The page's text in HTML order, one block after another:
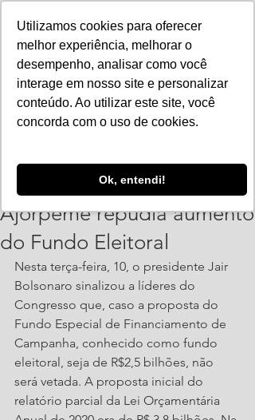
Utilizamos cookies para oferecer
melhor experiência, melhorar o
desempenho, analisar como você
interage em nosso site e personalizar
conteúdo. Ao utilizar este site, você
concorda com o uso de cookies.
Ok, entendi!
Ajorpeme repudia aumento
do Fundo Eleitoral
Nesta terça-feira, 10, o presidente Jair
Bolsonaro sinalizou a líderes do
Congresso que, caso a proposta do
Fundo Especial de Financiamento de
Campanha, conhecido como fundo
eleitoral, seja de R$2,5 bilhões, não
será vetada. A proposta inicial do
relatório parcial da Lei Orçamentária